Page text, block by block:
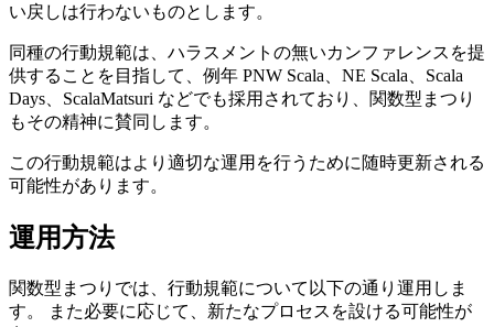
い戻しは行わないものとします。
同種の行動規範は、ハラスメントの無いカンファレンスを提
供することを目指して、例年 PNW Scala、NE Scala、Scala
Days、ScalaMatsuri などでも採用されており、関数型まつり
もその精神に賛同します。
この行動規範はより適切な運用を行うために随時更新される
可能性があります。
運用方法
関数型まつりでは、行動規範について以下の通り運用しま
す。 また必要に応じて、新たなプロセスを設ける可能性が